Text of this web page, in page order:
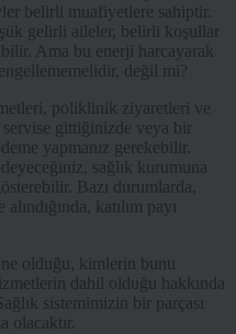
belirli muafiyetlere sahiptir.
gelirli aileler, belirli koşullar
Ama bu enerji harcayarak
engellememelidir, değil mi?
poliklinik ziyaretleri ve
gittiğinizde veya bir
yapmanız gerekebilir.
sağlık kurumuna
Bazı durumlarda,
katılım payı
ne olduğu, kimlerin bunu
dahil olduğu hakkında
sistemimizin bir parçası